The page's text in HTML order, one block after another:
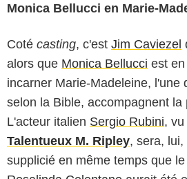
Monica Bellucci en Marie-
Coté casting, c'est Jim Caviezel
alors que Monica Bellucci est
incarner Marie-Madeleine, l'une
selon la Bible, accompagnent la
L'acteur italien Sergio Rubini,
Talentueux M. Ripley, sera,
supplicié en même temps que